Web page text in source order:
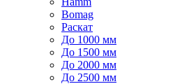
Bomag
Раскат
До 1000 мм
До 1500 мм
До 2000 мм
До 2500 мм